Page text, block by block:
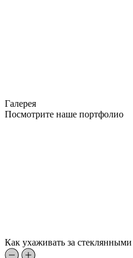
Галерея
Посмотрите наше портфолио
Как ухаживать за